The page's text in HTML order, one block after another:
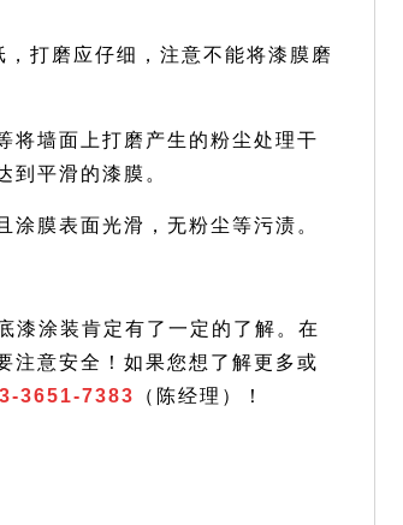
打磨应仔细，注意不能将漆膜磨
将墙面上打磨产生的粉尘处理干
到平滑的漆膜。
涂膜表面光滑，无粉尘等污渍。
漆涂装肯定有了一定的了解。在
注意安全！如果您想了解更多或
3651-7383 （陈经理）！